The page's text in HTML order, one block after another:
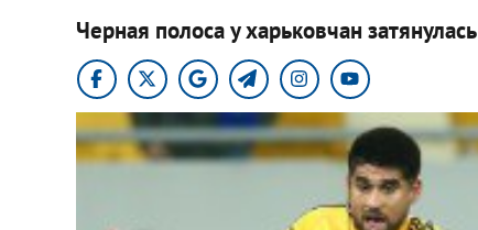
Черная полоса у харьковчан затянулась